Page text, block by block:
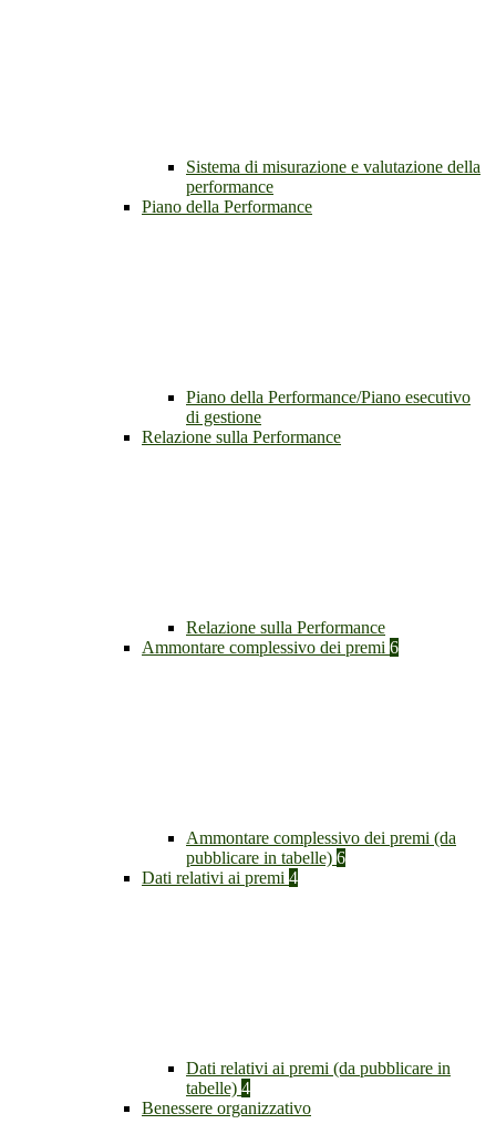
Sistema di misurazione e valutazione della
performance
Piano della Performance
Piano della Performance/Piano esecutivo
di gestione
Relazione sulla Performance
Relazione sulla Performance
Ammontare complessivo dei premi 6
Ammontare complessivo dei premi (da
pubblicare in tabelle) 6
Dati relativi ai premi 4
Dati relativi ai premi (da pubblicare in
tabelle) 4
Benessere organizzativo